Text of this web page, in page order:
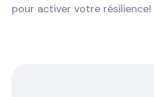
pour activer votre résilience!